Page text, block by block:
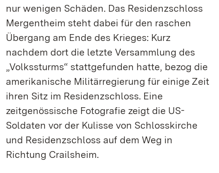
nur wenigen Schäden. Das Residenzschloss
Mergentheim steht dabei für den raschen
Übergang am Ende des Krieges: Kurz
nachdem dort die letzte Versammlung des
„Volkssturms“ stattgefunden hatte, bezog die
amerikanische Militärregierung für einige Zeit
ihren Sitz im Residenzschloss. Eine
zeitgenössische Fotografie zeigt die US-
Soldaten vor der Kulisse von Schlosskirche
und Residenzschloss auf dem Weg in
Richtung Crailsheim.